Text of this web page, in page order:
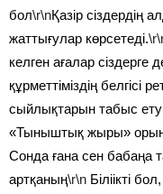
бол\r\nҚазір
жаттығулар көрсетеді.
келген ағалар сіздерге
құрметтіміздің белгісі
сыйлықтарын табыс
«Тыныштық жыры»
Сонда ғана сен бабаңа
артқаның\r\n Біліікті